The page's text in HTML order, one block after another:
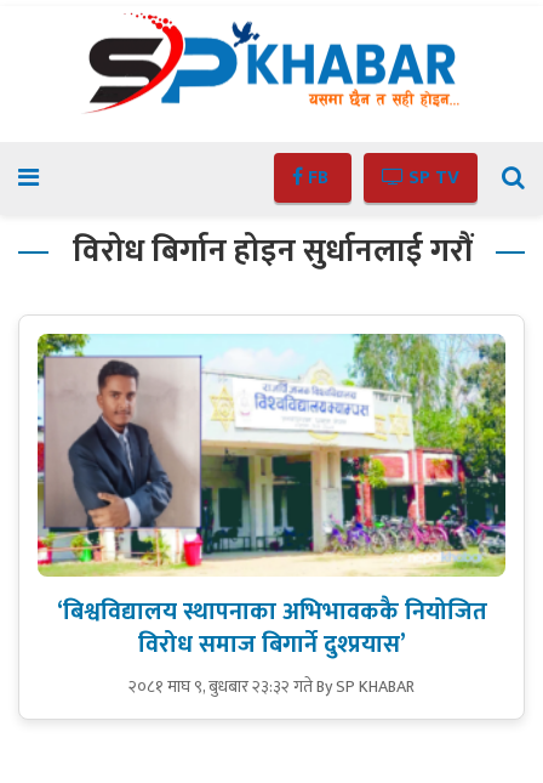
FB SP TV
विरोध बिर्गान होइन सुर्धानलाई गरौं
‘बिश्वविद्यालय स्थापनाका अभिभावककै नियोजित
विरोध समाज बिगार्ने दुश्प्रयास’
२०८१ माघ ९, बुधबार २३:३२ गतेBy SP KHABAR